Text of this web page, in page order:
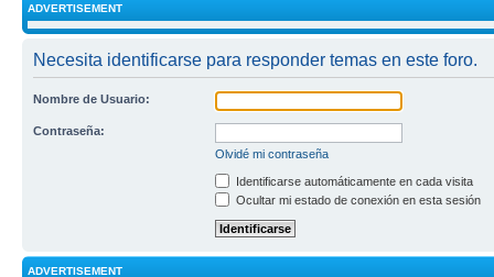
ADVERTISEMENT
Necesita identificarse para responder temas en este foro.
Nombre de Usuario:
Contraseña:
Olvidé mi contraseña
Identificarse automáticamente en cada visita
Ocultar mi estado de conexión en esta sesión
ADVERTISEMENT